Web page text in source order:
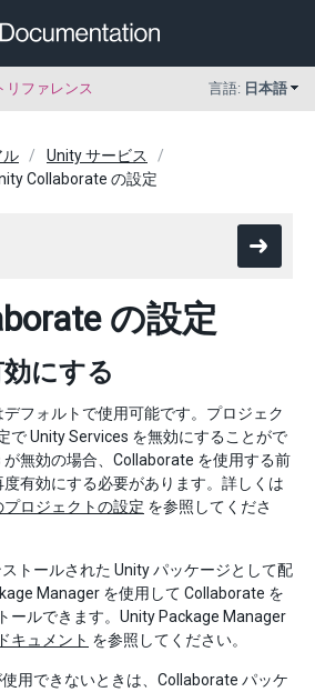
リファレンス 言語: 日本語
ル
Unity サービス
Collaborate の設定
の設定
にする
フォルトで使用可能です。プロジェク
で Unity Services を無効にすることがで
が無効の場合、Collaborate を使用する前
有効にする必要があります。詳しくは
ロジェクトの設定 を参照してくださ
トールされた Unity パッケージとして配
Manager を使用して Collaborate を
ールできます。Unity Package Manager
キュメント を参照してください。
用できないときは、Collaborate パッケ